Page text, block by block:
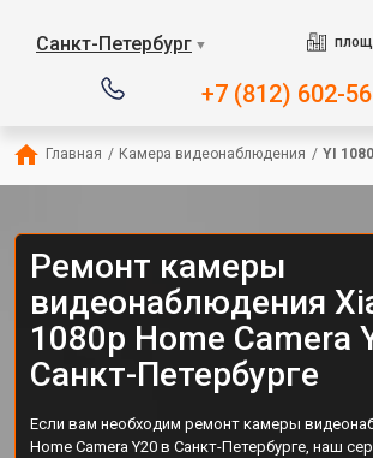
Санкт-Петербург ▼
+7 (812) 602-
Главная / Камера видеонаблюдения / YI
Ремонт камеры
видеонаблюдения
1080p Home Camera
Санкт-Петербурге
Если вам необходим ремонт камеры
Home Camera Y20 в Санкт-Петербурге, наш